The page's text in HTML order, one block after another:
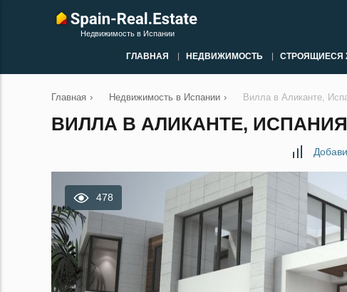
Недвижимость в Испании
ГЛАВНАЯ НЕДВИЖИМОСТЬ СТРОЯЩИЕСЯ
Главная › Недвижимость в Испании › Вилла в Аликанте,
ВИЛЛА В АЛИКАНТЕ, ИСПАНИЯ
478